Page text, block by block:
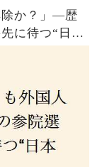
除か？」―歴
に待つ“日本